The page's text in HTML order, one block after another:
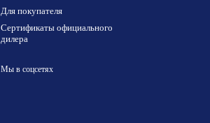
Для покупателя
Сертификаты официального
дилера
Мы в соцсетях